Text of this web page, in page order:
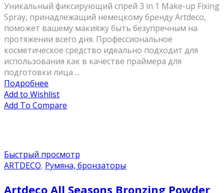
Уникальный фиксирующий спрей 3 in 1 Make-up Fixing
Spray, принадлежащий немецкому бренду Artdeco,
поможет вашему макияжу быть безупречным на
протяжении всего дня. Профессиональное
косметическое средство идеально подходит для
использования как в качестве праймера для
подготовки лица ...
Подробнее
Add to Wishlist
Add To Compare
Быстрый просмотр
ARTDECO, Румяна, бронзаторы
Artdeco All Seasons Bronzing Powder